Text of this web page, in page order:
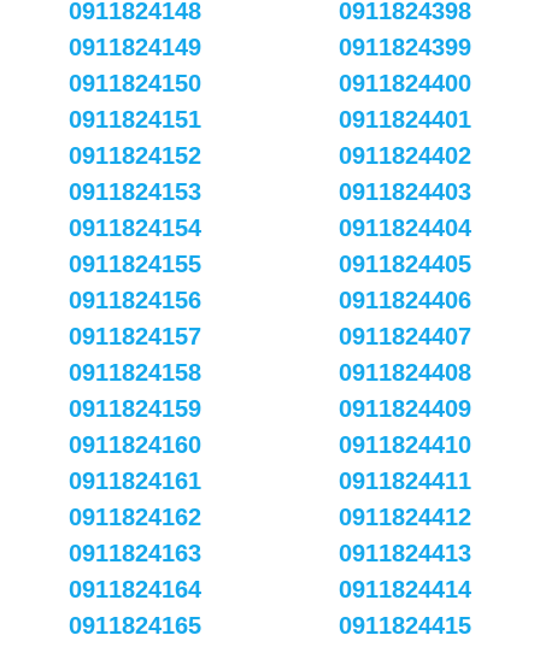
0911824148
0911824149
0911824150
0911824151
0911824152
0911824153
0911824154
0911824155
0911824156
0911824157
0911824158
0911824159
0911824160
0911824161
0911824162
0911824163
0911824164
0911824165
0911824398
0911824399
0911824400
0911824401
0911824402
0911824403
0911824404
0911824405
0911824406
0911824407
0911824408
0911824409
0911824410
0911824411
0911824412
0911824413
0911824414
0911824415